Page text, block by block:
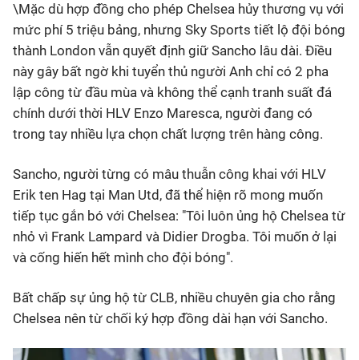
\Mặc dù hợp đồng cho phép Chelsea hủy thương vụ với
mức phí 5 triệu bảng, nhưng Sky Sports tiết lộ đội bóng
thành London vẫn quyết định giữ Sancho lâu dài. Điều
này gây bất ngờ khi tuyển thủ người Anh chỉ có 2 pha
lập công từ đầu mùa và không thể cạnh tranh suất đá
chính dưới thời HLV Enzo Maresca, người đang có
trong tay nhiều lựa chọn chất lượng trên hàng công.
Sancho, người từng có mâu thuẫn công khai với HLV
Erik ten Hag tại Man Utd, đã thể hiện rõ mong muốn
tiếp tục gắn bó với Chelsea: "Tôi luôn ủng hộ Chelsea từ
nhỏ vì Frank Lampard và Didier Drogba. Tôi muốn ở lại
và cống hiến hết mình cho đội bóng".
Bất chấp sự ủng hộ từ CLB, nhiều chuyên gia cho rằng
Chelsea nên từ chối ký hợp đồng dài hạn với Sancho.